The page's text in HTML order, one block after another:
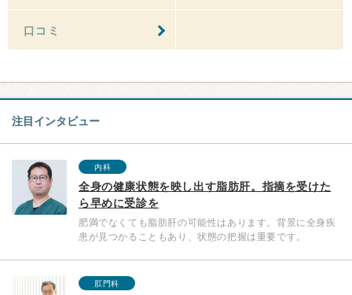
口コミ
注目インタビュー
内科
全身の健康状態を映し出す脂肪肝。指摘を受けた
ら早めに受診を
肥満でなくても脂肪肝の可能性はあります。背景に全身疾
患が見つかることもあり、状態の把握は重要です。
肛門科